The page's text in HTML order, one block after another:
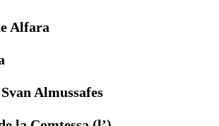
Alfara
Almussafes